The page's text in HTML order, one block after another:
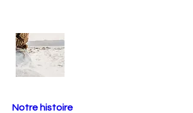
Notre histoire